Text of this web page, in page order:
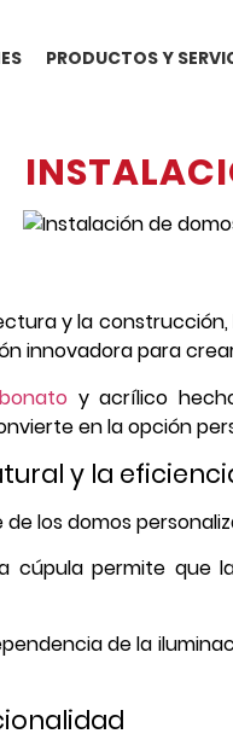
PRODUCTOS Y
y la
innovadora para
y acrílico
en la opción
y la
los domos
cúpula permite que
de la